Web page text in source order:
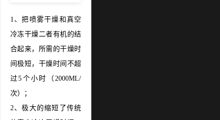
1、把喷雾干燥和真空
冷冻干燥二者有机的结
合起来，所需的干燥时
间极短，干燥时间不超
过5个小时（2000ML/
次）；
2、极大的缩短了传统